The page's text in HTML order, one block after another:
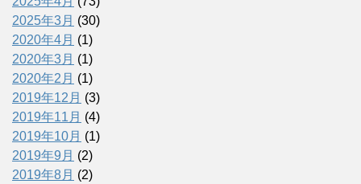
2025年3月 (30)
2020年4月 (1)
2020年3月 (1)
2020年2月 (1)
2019年12月 (3)
2019年11月 (4)
2019年10月 (1)
2019年9月 (2)
2019年8月 (2)